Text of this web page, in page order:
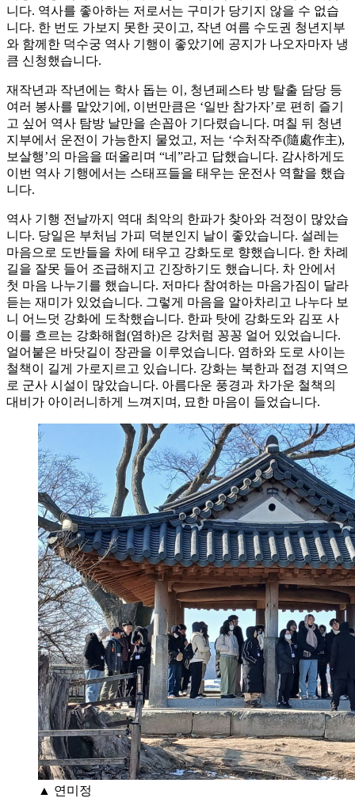
니다. 역사를 좋아하는 저로서는 구미가 당기지 않을 수 없습
니다. 한 번도 가보지 못한 곳이고, 작년 여름 수도권 청년지부
와 함께한 덕수궁 역사 기행이 좋았기에 공지가 나오자마자 냉
큼 신청했습니다.
재작년과 작년에는 학사 돕는 이, 청년페스타 방 탈출 담당 등
여러 봉사를 맡았기에, 이번만큼은 ‘일반 참가자’로 편히 즐기
고 싶어 역사 탐방 날만을 손꼽아 기다렸습니다. 며칠 뒤 청년
지부에서 운전이 가능한지 물었고, 저는 ‘수처작주(隨處作主),
보살행’의 마음을 떠올리며 “네”라고 답했습니다. 감사하게도
이번 역사 기행에서는 스태프들을 태우는 운전사 역할을 했습
니다.
역사 기행 전날까지 역대 최악의 한파가 찾아와 걱정이 많았습
니다. 당일은 부처님 가피 덕분인지 날이 좋았습니다. 설레는
마음으로 도반들을 차에 태우고 강화도로 향했습니다. 한 차례
길을 잘못 들어 조급해지고 긴장하기도 했습니다. 차 안에서
첫 마음 나누기를 했습니다. 저마다 참여하는 마음가짐이 달라
듣는 재미가 있었습니다. 그렇게 마음을 알아차리고 나누다 보
니 어느덧 강화에 도착했습니다. 한파 탓에 강화도와 김포 사
이를 흐르는 강화해협(염하)은 강처럼 꽁꽁 얼어 있었습니다.
얼어붙은 바닷길이 장관을 이루었습니다. 염하와 도로 사이는
철책이 길게 가로지르고 있습니다. 강화는 북한과 접경 지역으
로 군사 시설이 많았습니다. 아름다운 풍경과 차가운 철책의
대비가 아이러니하게 느껴지며, 묘한 마음이 들었습니다.
▲ 연미정